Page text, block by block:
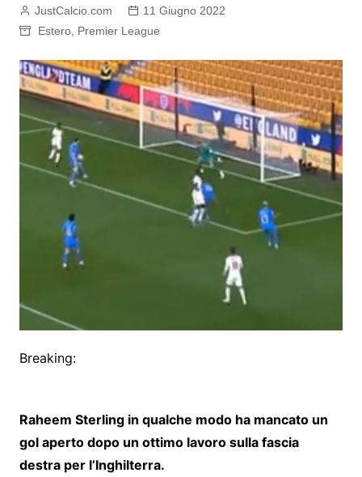
JustCalcio.com
11 Giugno 2022
Estero, Premier League
Breaking:
Raheem Sterling in qualche modo ha mancato un
gol aperto dopo un ottimo lavoro sulla fascia
destra per l’Inghilterra.